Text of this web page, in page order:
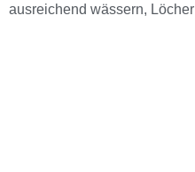
ausreichend wässern,